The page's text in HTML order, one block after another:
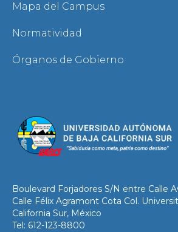
Mapa del Campus
Normatividad
Órganos de Gobierno
Boulevard Forjadores S/N entre Calle
Calle Félix Agramont Cota Col.
California Sur, México
Tel: 612-123-8800